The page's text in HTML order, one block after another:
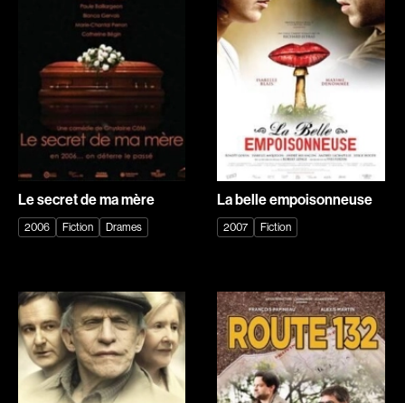
Caron-Guay Hubert
Carré Louise
Carrier Louis-Georges
Carrière Bruno
Carrière Marcel
Carter Peter
Carthew KC
Castillo Nardo
Castravelli Claude
Cayer Marc
Cayrol Jean
Chabot Mario
Chabot Jean
Chabot Catherine
Chabrol Claude
Champagne Monique
Chartrand Alain
Chetwynd Lionel
Chevigny Pier-Philippe
Chica Patricia
Chicoine Alain
Chif Junna
Chila Dominique
Chokri Monia
Le secret de ma mère
2006 Fiction Drames
La belle empoisonneuse
2007 Fiction